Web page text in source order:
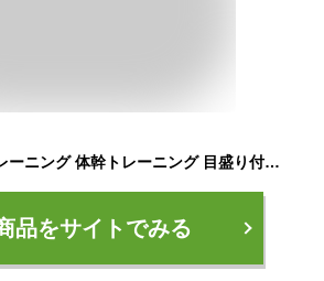
ウォーターバッグ トレーニング 体幹トレーニング 目盛り付きで簡単重量調節 専用ポンプ付き
品をサイトでみる